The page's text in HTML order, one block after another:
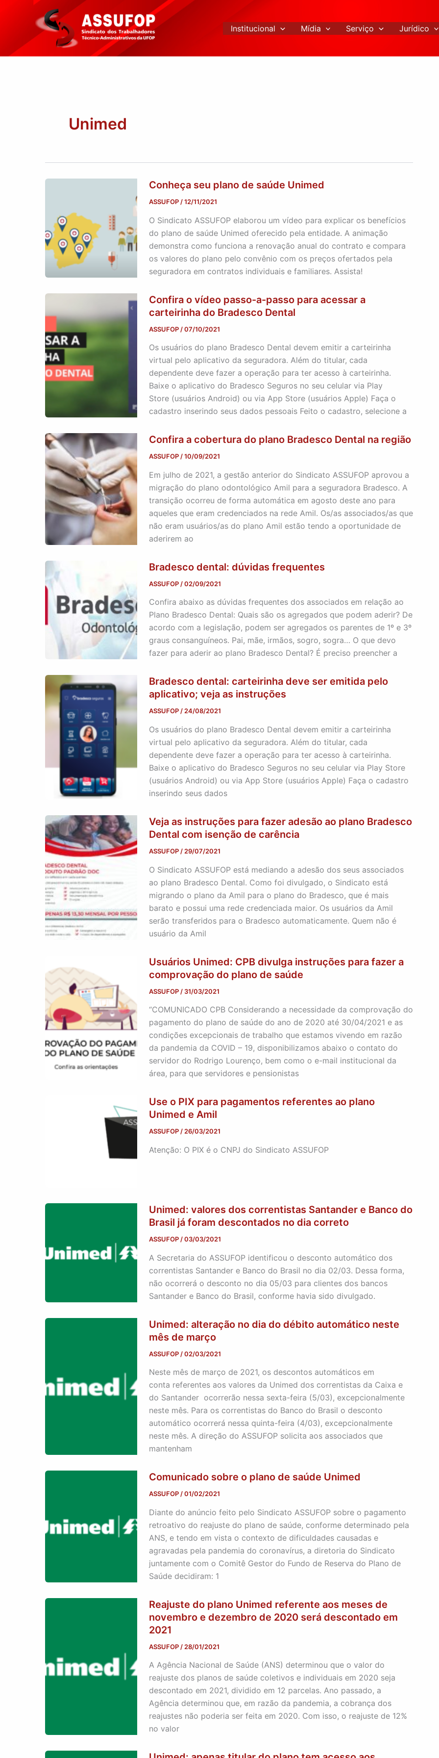
conteúdo
Institucional Mídia Serviço Jurídico
Unimed
Conheça seu plano de saúde Unimed
ASSUFOP /12/11/2021
O Sindicato ASSUFOP elaborou um vídeo para explicar os benefícios
do plano de saúde Unimed oferecido pela entidade. A animação
demonstra como funciona a renovação anual do contrato e compara
os valores do plano pelo convênio com os preços ofertados pela
seguradora em contratos individuais e familiares. Assista!
Confira o vídeo passo-a-passo para acessar a
carteirinha do Bradesco Dental
ASSUFOP /07/10/2021
Os usuários do plano Bradesco Dental devem emitir a carteirinha
virtual pelo aplicativo da seguradora. Além do titular, cada
dependente deve fazer a operação para ter acesso à carteirinha.
Baixe o aplicativo do Bradesco Seguros no seu celular via Play
Store (usuários Android) ou via App Store (usuários Apple) Faça o
cadastro inserindo seus dados pessoais Feito o cadastro, selecione a
Confira a cobertura do plano Bradesco Dental na região
ASSUFOP /10/09/2021
Em julho de 2021, a gestão anterior do Sindicato ASSUFOP aprovou a
migração do plano odontológico Amil para a seguradora Bradesco. A
transição ocorreu de forma automática em agosto deste ano para
aqueles que eram credenciados na rede Amil. Os/as associados/as que
não eram usuários/as do plano Amil estão tendo a oportunidade de
aderirem ao
Bradesco dental: dúvidas frequentes
ASSUFOP /02/09/2021
Confira abaixo as dúvidas frequentes dos associados em relação ao
Plano Bradesco Dental: Quais são os agregados que podem aderir? De
acordo com a legislação, podem ser agregados os parentes de 1º e 3º
graus consanguíneos. Pai, mãe, irmãos, sogro, sogra… O que devo
fazer para aderir ao plano Bradesco Dental? É preciso preencher a
Bradesco dental: carteirinha deve ser emitida pelo
aplicativo; veja as instruções
ASSUFOP/24/08/2021
Os usuários do plano Bradesco Dental devem emitir a carteirinha
virtual pelo aplicativo da seguradora. Além do titular, cada
dependente deve fazer a operação para ter acesso à carteirinha.
Baixe o aplicativo do Bradesco Seguros no seu celular via Play Store
(usuários Android) ou via App Store (usuários Apple) Faça o cadastro
inserindo seus dados
Veja as instruções para fazer adesão ao plano Bradesco
Dental com isenção de carência
ASSUFOP / 29/07/2021
O Sindicato ASSUFOP está mediando a adesão dos seus associados
ao plano Bradesco Dental. Como foi divulgado, o Sindicato está
migrando o plano da Amil para o plano do Bradesco, que é mais
barato e possui uma rede credenciada maior. Os usuários da Amil
serão transferidos para o Bradesco automaticamente. Quem não é
usuário da Amil
Usuários Unimed: CPB divulga instruções para fazer a
comprovação do plano de saúde
ASSUFOP / 31/03/2021
“COMUNICADO CPB Considerando a necessidade da comprovação do
pagamento do plano de saúde do ano de 2020 até 30/04/2021 e as
condições excepcionais de trabalho que estamos vivendo em razão
da pandemia da COVID – 19, disponibilizamos abaixo o contato do
servidor do Rodrigo Lourenço, bem como o e-mail institucional da
área, para que servidores e pensionistas
Use o PIX para pagamentos referentes ao plano
Unimed e Amil
ASSUFOP / 26/03/2021
Atenção: O PIX é o CNPJ do Sindicato ASSUFOP
Unimed: valores dos correntistas Santander e Banco do
Brasil já foram descontados no dia correto
ASSUFOP /03/03/2021
A Secretaria do ASSUFOP identificou o desconto automático dos
correntistas Santander e Banco do Brasil no dia 02/03. Dessa forma,
não ocorrerá o desconto no dia 05/03 para clientes dos bancos
Santander e Banco do Brasil, conforme havia sido divulgado.
Unimed: alteração no dia do débito automático neste
mês de março
ASSUFOP /02/03/2021
Neste mês de março de 2021, os descontos automáticos em
conta referentes aos valores da Unimed dos correntistas da Caixa e
do Santander ocorrerão nessa sexta-feira (5/03), excepcionalmente
neste mês. Para os correntistas do Banco do Brasil o desconto
automático ocorrerá nessa quinta-feira (4/03), excepcionalmente
neste mês. A direção do ASSUFOP solicita aos associados que
mantenham
Comunicado sobre o plano de saúde Unimed
ASSUFOP /01/02/2021
Diante do anúncio feito pelo Sindicato ASSUFOP sobre o pagamento
retroativo do reajuste do plano de saúde, conforme determinado pela
ANS, e tendo em vista o contexto de dificuldades causadas e
agravadas pela pandemia do coronavírus, a diretoria do Sindicato
juntamente com o Comitê Gestor do Fundo de Reserva do Plano de
Saúde decidiram: 1
Reajuste do plano Unimed referente aos meses de
novembro e dezembro de 2020 será descontado em
2021
ASSUFOP / 28/01/2021
A Agência Nacional de Saúde (ANS) determinou que o valor do
reajuste dos planos de saúde coletivos e individuais em 2020 seja
descontado em 2021, dividido em 12 parcelas. Ano passado, a
Agência determinou que, em razão da pandemia, a cobrança dos
reajustes não poderia ser feita em 2020. Com isso, o reajuste de 12%
no valor